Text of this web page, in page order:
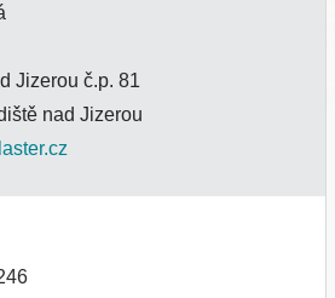
Jizerou č.p. 81
nad Jizerou